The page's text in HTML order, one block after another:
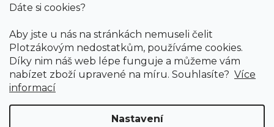
Dáte si cookies?
Aby jste u nás na stránkách nemuseli čelit
Plotzákovým nedostatkům, používáme cookies.
Díky nim náš web lépe funguje a můžeme vám
nabízet zboží upravené na míru. Souhlasíte? Více
informací
Nastavení